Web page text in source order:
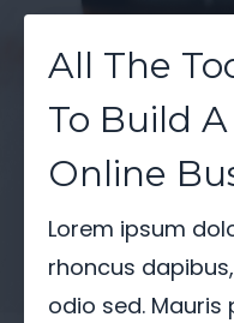
All The
To Build
Online
Lorem ipsum
rhoncus
odio sed.